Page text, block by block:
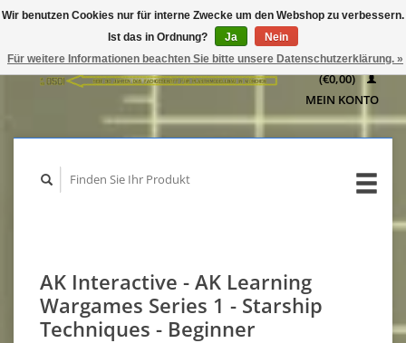
WARENKORB
(€0,00)
MEIN KONTO
AK Interactive - AK Learning
Wargames Series 1 - Starship
Techniques - Beginner
Wir benutzen Cookies nur für interne Zwecke um den Webshop zu verbessern.
Ist das in Ordnung?
Ja
Nein
Für weitere Informationen beachten Sie bitte unsere Datenschutzerklärung. »